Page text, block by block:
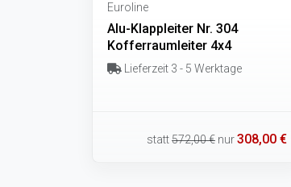
Euroline
Alu-Klappleiter Nr. 304
Kofferraumleiter 4x4
Lieferzeit 3 - 5 Werktage
statt572,00 € nur308,00 €